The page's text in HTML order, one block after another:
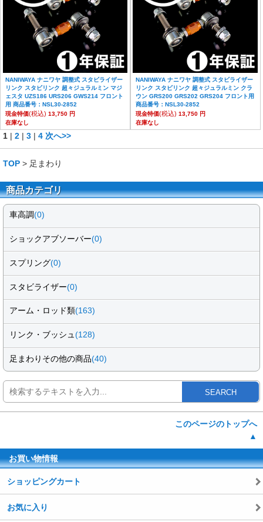
NANIWAYA ナニワヤ 調整式 スタビライザー
リンク スタビリンク 超々ジュラルミン マジ
ェスタ UZS186 URS206 GWS214 フロント
用 商品番号：NSL30-2852
現金特価(税込) 13,750 円
在庫なし
NANIWAYA ナニワヤ 調整式 スタビライザー
リンク スタビリンク 超々ジュラルミン クラ
ウン GRS200 GRS202 GRS204 フロント用
商品番号：NSL30-2852
現金特価(税込) 13,750 円
在庫なし
1 | 2 | 3 | 4 次へ>>
TOP > 足まわり
商品カテゴリ
車高調(0)
ショックアブソーバー(0)
スプリング(0)
スタビライザー(0)
アーム・ロッド類(163)
リンク・ブッシュ(128)
足まわりその他の商品(40)
SEARCH
このページのトップへ
▲
お買い物情報
ショッピングカート
お気に入り